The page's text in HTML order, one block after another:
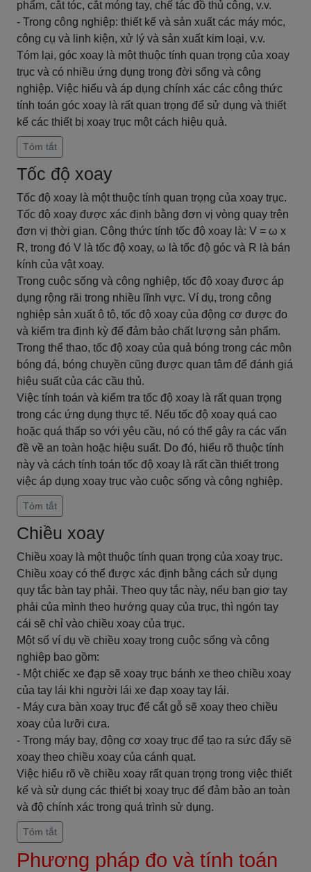
phẩm, cắt tóc, cắt móng tay, chế tác đồ thủ công, v.v.
- Trong công nghiệp: thiết kế và sản xuất các máy móc,
công cụ và linh kiện, xử lý và sản xuất kim loại, v.v.
Tóm lại, góc xoay là một thuộc tính quan trọng của xoay
trục và có nhiều ứng dụng trong đời sống và công
nghiệp. Việc hiểu và áp dụng chính xác các công thức
tính toán góc xoay là rất quan trọng để sử dụng và thiết
kế các thiết bị xoay trục một cách hiệu quả.
Tóm tắt
Tốc độ xoay
Tốc độ xoay là một thuộc tính quan trọng của xoay trục.
Tốc độ xoay được xác định bằng đơn vị vòng quay trên
đơn vị thời gian. Công thức tính tốc độ xoay là: V = ω x
R, trong đó V là tốc độ xoay, ω là tốc độ góc và R là bán
kính của vật xoay.
Trong cuộc sống và công nghiệp, tốc độ xoay được áp
dụng rộng rãi trong nhiều lĩnh vực. Ví dụ, trong công
nghiệp sản xuất ô tô, tốc độ xoay của động cơ được đo
và kiểm tra định kỳ để đảm bảo chất lượng sản phẩm.
Trong thể thao, tốc độ xoay của quả bóng trong các môn
bóng đá, bóng chuyền cũng được quan tâm để đánh giá
hiệu suất của các cầu thủ.
Việc tính toán và kiểm tra tốc độ xoay là rất quan trọng
trong các ứng dụng thực tế. Nếu tốc độ xoay quá cao
hoặc quá thấp so với yêu cầu, nó có thể gây ra các vấn
đề về an toàn hoặc hiệu suất. Do đó, hiểu rõ thuộc tính
này và cách tính toán tốc độ xoay là rất cần thiết trong
việc áp dụng xoay trục vào cuộc sống và công nghiệp.
Tóm tắt
Chiều xoay
Chiều xoay là một thuộc tính quan trọng của xoay trục.
Chiều xoay có thể được xác định bằng cách sử dụng
quy tắc bàn tay phải. Theo quy tắc này, nếu bạn giơ tay
phải của mình theo hướng quay của trục, thì ngón tay
cái sẽ chỉ vào chiều xoay của trục.
Một số ví dụ về chiều xoay trong cuộc sống và công
nghiệp bao gồm:
- Một chiếc xe đạp sẽ xoay trục bánh xe theo chiều xoay
của tay lái khi người lái xe đạp xoay tay lái.
- Máy cưa bàn xoay trục để cắt gỗ sẽ xoay theo chiều
xoay của lưỡi cưa.
- Trong máy bay, động cơ xoay trục để tạo ra sức đẩy sẽ
xoay theo chiều xoay của cánh quạt.
Việc hiểu rõ về chiều xoay rất quan trọng trong việc thiết
kế và sử dụng các thiết bị xoay trục để đảm bảo an toàn
và độ chính xác trong quá trình sử dụng.
Tóm tắt
Phương pháp đo và tính toán